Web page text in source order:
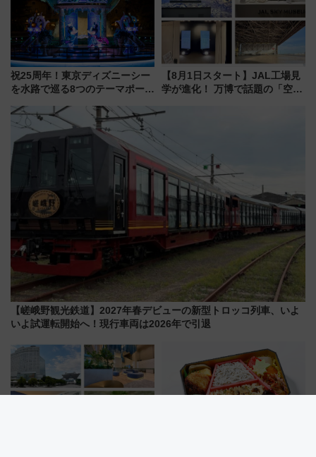
祝25周年！東京ディズニーシー
を水路で巡る8つのテーマポート
【8月1日スタート】JAL工場見
学が進化！ 万博で話題の「空飛
限定の歴代制服仮想試着体験も
【嵯峨野観光鉄道】2027年春デビューの新型トロッコ列車、いよ
いよ試運転開始へ！現行車両は2026年で引退